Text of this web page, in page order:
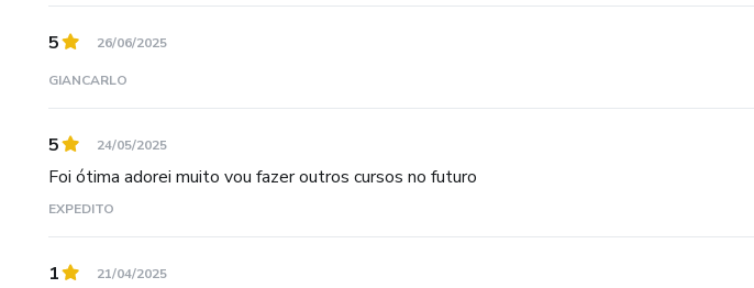
5 26/06/2025
GIANCARLO
5 24/05/2025
Foi ótima adorei muito vou fazer outros cursos no futuro
EXPEDITO
1 21/04/2025